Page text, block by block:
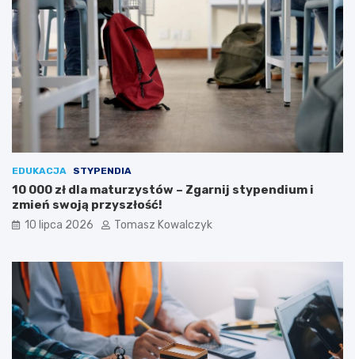
EDUKACJA STYPENDIA
10 000 zł dla maturzystów – Zgarnij stypendium i
zmień swoją przyszłość!
10 lipca 2026 Tomasz Kowalczyk